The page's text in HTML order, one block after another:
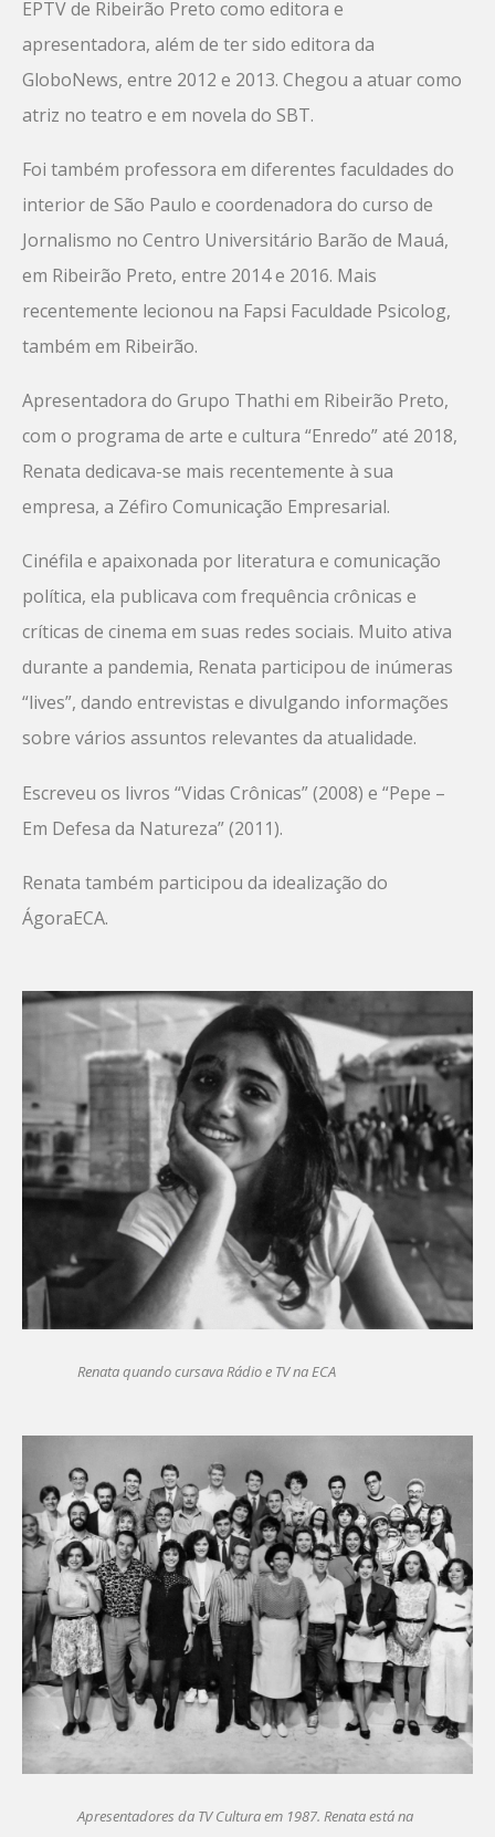
EPTV de Ribeirão Preto como editora e
apresentadora, além de ter sido editora da
GloboNews, entre 2012 e 2013. Chegou a atuar como
atriz no teatro e em novela do SBT.
Foi também professora em diferentes faculdades do
interior de São Paulo e coordenadora do curso de
Jornalismo no Centro Universitário Barão de Mauá,
em Ribeirão Preto, entre 2014 e 2016. Mais
recentemente lecionou na Fapsi Faculdade Psicolog,
também em Ribeirão.
Apresentadora do Grupo Thathi em Ribeirão Preto,
com o programa de arte e cultura “Enredo” até 2018,
Renata dedicava-se mais recentemente à sua
empresa, a Zéfiro Comunicação Empresarial.
Cinéfila e apaixonada por literatura e comunicação
política, ela publicava com frequência crônicas e
críticas de cinema em suas redes sociais. Muito ativa
durante a pandemia, Renata participou de inúmeras
“lives”, dando entrevistas e divulgando informações
sobre vários assuntos relevantes da atualidade.
Escreveu os livros “Vidas Crônicas” (2008) e “Pepe –
Em Defesa da Natureza” (2011).
Renata também participou da idealização do
ÁgoraECA.
Renata quando cursava Rádio e TV na ECA
Apresentadores da TV Cultura em 1987. Renata está na